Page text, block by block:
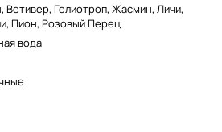
Ветивер, Гелиотроп, Жасмин, Личи,
Пион, Розовый Перец
вода